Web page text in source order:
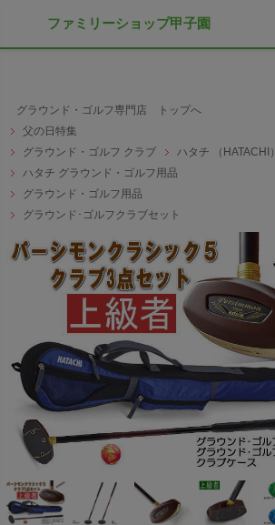
グラウンド・ゴルフ専門店 トップへ
父の日特集
グラウンド・ゴルフ クラブ
ハタチ （HATACHI）
ハタチ グラウンド・ゴルフ用品
グラウンド・ゴルフ用品
グラウンド･ゴルフクラブセット
ファミリーショップ甲子園